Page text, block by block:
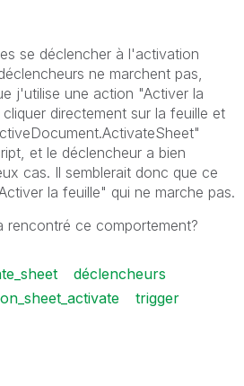
se déclencher à l'activation
ne marchent pas,
j'utilise une action "Activer la
directement sur la feuille et
et le déclencheur a bien
cas. Il semblerait donc que ce
la feuille" qui ne marche pas.
rencontré ce comportement?
déclencheurs
on_sheet_activate trigger